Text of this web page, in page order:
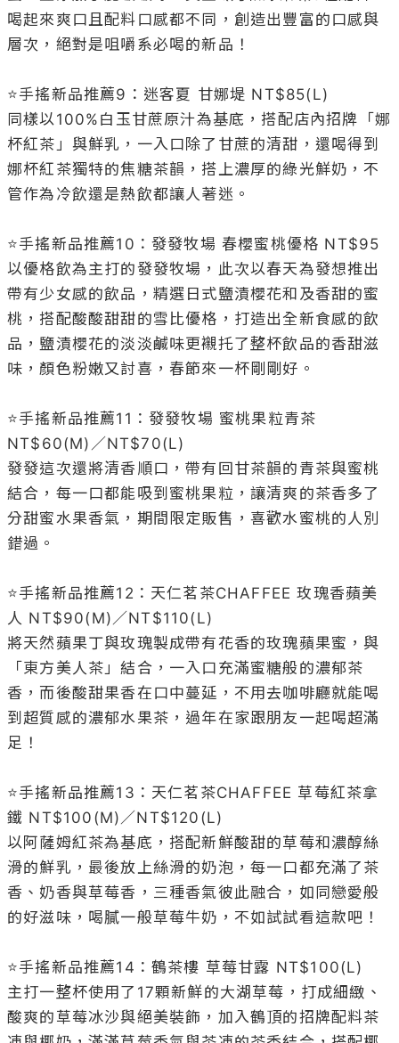
喝起來爽口且配料口感都不同，創造出豐富的口感與
層次，絕對是咀嚼系必喝的新品！
⭐️手搖新品推薦9：迷客夏 甘娜堤 NT$85(L)
同樣以100%白玉甘蔗原汁為基底，搭配店內招牌「娜
杯紅茶」與鮮乳，一入口除了甘蔗的清甜，還喝得到
娜杯紅茶獨特的焦糖茶韻，搭上濃厚的綠光鮮奶，不
管作為冷飲還是熱飲都讓人著迷。
⭐️手搖新品推薦10：發發牧場 春櫻蜜桃優格 NT$95
以優格飲為主打的發發牧場，此次以春天為發想推出
帶有少女感的飲品，精選日式鹽漬櫻花和及香甜的蜜
桃，搭配酸酸甜甜的雪比優格，打造出全新食感的飲
品，鹽漬櫻花的淡淡鹹味更襯托了整杯飲品的香甜滋
味，顏色粉嫩又討喜，春節來一杯剛剛好。
⭐️手搖新品推薦11：發發牧場 蜜桃果粒青茶
NT$60(M)／NT$70(L)
發發這次還將清香順口，帶有回甘茶韻的青茶與蜜桃
結合，每一口都能吸到蜜桃果粒，讓清爽的茶香多了
分甜蜜水果香氣，期間限定販售，喜歡水蜜桃的人別
錯過。
⭐️手搖新品推薦12：天仁茗茶CHAFFEE 玫瑰香蘋美
人 NT$90(M)／NT$110(L)
將天然蘋果丁與玫瑰製成帶有花香的玫瑰蘋果蜜，與
「東方美人茶」結合，一入口充滿蜜糖般的濃郁茶
香，而後酸甜果香在口中蔓延，不用去咖啡廳就能喝
到超質感的濃郁水果茶，過年在家跟朋友一起喝超滿
足！
⭐️手搖新品推薦13：天仁茗茶CHAFFEE 草莓紅茶拿
鐵 NT$100(M)／NT$120(L)
以阿薩姆紅茶為基底，搭配新鮮酸甜的草莓和濃醇絲
滑的鮮乳，最後放上絲滑的奶泡，每一口都充滿了茶
香、奶香與草莓香，三種香氣彼此融合，如同戀愛般
的好滋味，喝膩一般草莓牛奶，不如試試看這款吧！
⭐️手搖新品推薦14：鶴茶樓 草莓甘露 NT$100(L)
主打一整杯使用了17顆新鮮的大湖草莓，打成細緻、
酸爽的草莓冰沙與絕美裝飾，加入鶴頂的招牌配料茶